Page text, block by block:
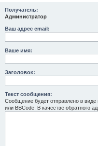
Получатель:
Администратор
Ваш адрес email:
Ваше имя:
Заголовок:
Текст сообщения:
Сообщение будет отправлено в виде
или BBCode. В качестве обратного